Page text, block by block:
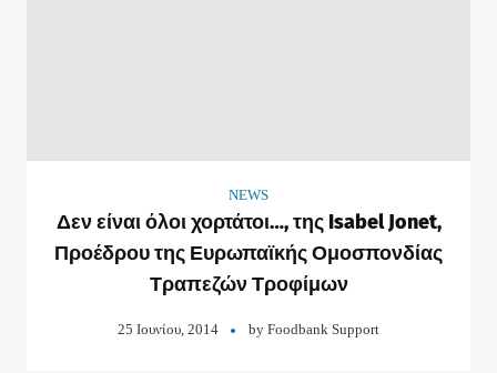
NEWS
Δεν είναι όλοι χορτάτοι…, της Isabel Jonet,
Προέδρου της Ευρωπαϊκής Ομοσπονδίας
Τραπεζών Τροφίμων
25 Ιουνίου, 2014 by Foodbank Support